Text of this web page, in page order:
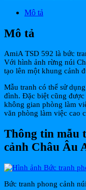
Mô tả
Mô tả
AmiA TSD 592 là bức
Với hình ảnh rừng núi
tạo lên một khung cảnh
Mẫu tranh có thể sử
đình. Đặc biệt cũng được
không gian phòng làm
văn phòng làm việc cao
Thông tin mẫu
cảnh Châu Âu
Bức tranh phong cảnh